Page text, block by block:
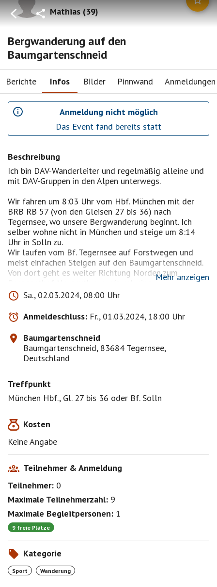
Mathias(39)
Bergwanderung auf den
Baumgartenschneid
Berichte Infos Bilder Pinnwand Anmeldungen
Anmeldung nicht möglich
Das Event fand bereits statt
Beschreibung
Ich bin DAV-Wanderleiter und regelmäßig alleine und
mit DAV-Gruppen in den Alpen unterwegs.
Wir fahren um 8:03 Uhr vom Hbf. München mit der
BRB RB 57 (von den Gleisen 27 bis 36) nach
Tegernsee, wo unsere Bergwanderung beginnt. Ich
selber wohne nicht in München und steige um 8:14
Uhr in Solln zu.
Wir laufen vom Bf. Tegernsee auf Forstwegen und
meist einfachen Steigen auf den Baumgartenschneid.
Von dort geht es weiter Richtung Norden zum
Einkehrmöglichkeit haben werden. Von dort steigen
wir wieder nach Tegernsee zum Bf. ab und fahren
zurück nach München.
Wir reden über ca. 6 Stunden reine Gehzeit, 16 km
Distanz und 860 Höhenmeter.
Bei diesem Tourenvorschlag handelt es sich um eine
Gemeinschaftsunternehmung und keine Führungstour!
Rahmen (z. B. Zeit, Treffpunkt, Ort etc.). Mir obliegt
nicht die bergsportliche Leitung der Unternehmung.
Jeder Teilnehmer muss seine Fähigkeiten für die Tour
sich selbst. Ihr solltet in der Lage sein, auch
Und ja, ob alleine, zu zweit oder zu dritt. Ich gehe die
Tour in jedem Fall :-)
Mehr anzeigen
Sa., 02.03.2024, 08:00 Uhr
Anmeldeschluss: Fr., 01.03.2024, 18:00 Uhr
Baumgartenschneid
Baumgartenschneid, 83684 Tegernsee,
Deutschland
Treffpunkt
München Hbf., Gl. 27 bis 36 oder Bf. Solln
Kosten
Keine Angabe
Teilnehmer & Anmeldung
Teilnehmer: 0
Maximale Teilnehmerzahl: 9
Maximale Begleitpersonen: 1
9 freie Plätze
Kategorie
Sport Wanderung